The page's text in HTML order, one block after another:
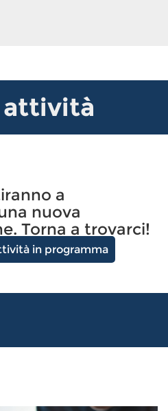
attività
a
nuova
Torna a trovarci!
in programma